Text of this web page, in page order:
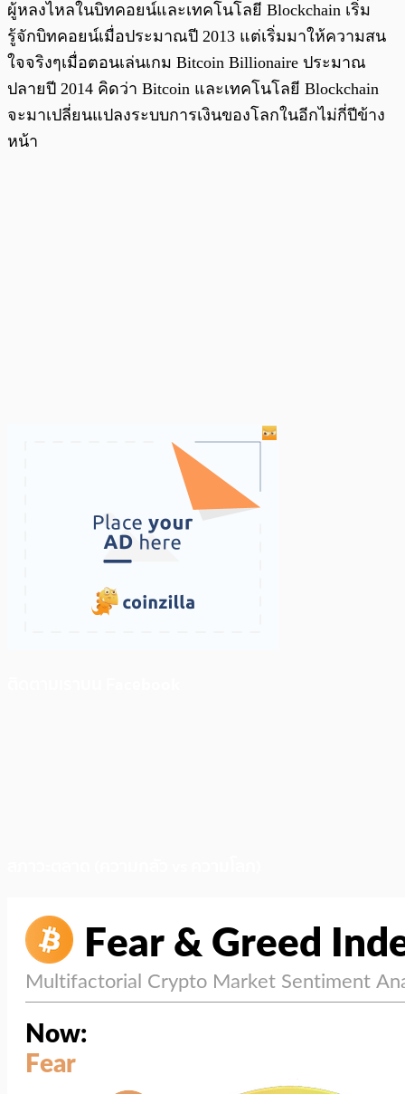
ผู้หลงไหลในบิทคอยน์และเทคโนโลยี Blockchain เริ่ม
รู้จักบิทคอยน์เมื่อประมาณปี 2013 แต่เริ่มมาให้ความสน
ใจจริงๆเมื่อตอนเล่นเกม Bitcoin Billionaire ประมาณ
ปลายปี 2014 คิดว่า Bitcoin และเทคโนโลยี Blockchain
จะมาเปลี่ยนแปลงระบบการเงินของโลกในอีกไม่กี่ปีข้าง
หน้า